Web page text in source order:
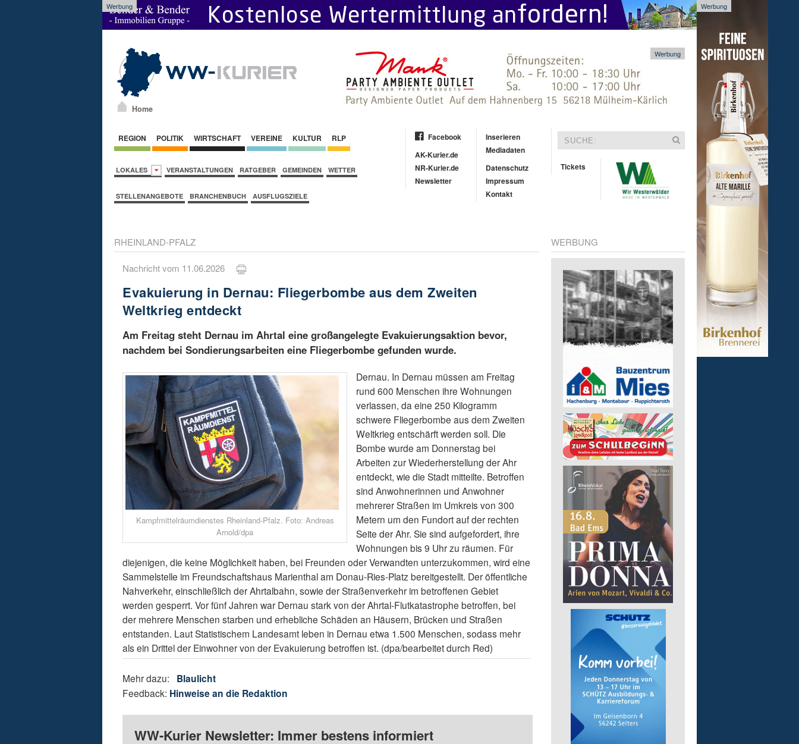
Werbung Werbung
Home
Werbung
REGION POLITIK WIRTSCHAFT VEREINE KULTUR RLP
LOKALES VERANSTALTUNGEN RATGEBER GEMEINDEN WETTER
STELLENANGEBOTE BRANCHENBUCH AUSFLUGSZIELE
Facebook
AK-Kurier.de
NR-Kurier.de
Newsletter
Inserieren
Mediadaten
Datenschutz
Impressum
Kontakt
Tickets
RHEINLAND-PFALZ
Nachricht vom 11.06.2026
Evakuierung in Dernau: Fliegerbombe aus dem Zweiten
Weltkrieg entdeckt
Am Freitag steht Dernau im Ahrtal eine großangelegte Evakuierungsaktion bevor,
nachdem bei Sondierungsarbeiten eine Fliegerbombe gefunden wurde.
Kampfmittelräumdienstes Rheinland-Pfalz. Foto: Andreas
Arnold/dpa
Dernau. In Dernau müssen am Freitag
rund 600 Menschen ihre Wohnungen
verlassen, da eine 250 Kilogramm
schwere Fliegerbombe aus dem Zweiten
Weltkrieg entschärft werden soll. Die
Bombe wurde am Donnerstag bei
Arbeiten zur Wiederherstellung der Ahr
entdeckt, wie die Stadt mitteilte. Betroffen
sind Anwohnerinnen und Anwohner
mehrerer Straßen im Umkreis von 300
Metern um den Fundort auf der rechten
Seite der Ahr. Sie sind aufgefordert, ihre
Wohnungen bis 9 Uhr zu räumen. Für
diejenigen, die keine Möglichkeit haben, bei Freunden oder Verwandten unterzukommen, wird eine
Sammelstelle im Freundschaftshaus Marienthal am Donau-Ries-Platz bereitgestellt. Der öffentliche
Nahverkehr, einschließlich der Ahrtalbahn, sowie der Straßenverkehr im betroffenen Gebiet
werden gesperrt. Vor fünf Jahren war Dernau stark von der Ahrtal-Flutkatastrophe betroffen, bei
der mehrere Menschen starben und erhebliche Schäden an Häusern, Brücken und Straßen
entstanden. Laut Statistischem Landesamt leben in Dernau etwa 1.500 Menschen, sodass mehr
als ein Drittel der Einwohner von der Evakuierung betroffen ist. (dpa/bearbeitet durch Red)
Mehr dazu: Blaulicht
Feedback: Hinweise an die Redaktion
WW-Kurier Newsletter: Immer bestens informiert
WERBUNG